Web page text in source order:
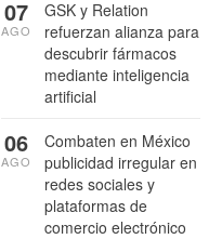
GSK y Relation
refuerzan alianza para
descubrir fármacos
mediante inteligencia
artificial
07
AGO
Combaten en México
publicidad irregular en
redes sociales y
plataformas de
comercio electrónico
06
AGO